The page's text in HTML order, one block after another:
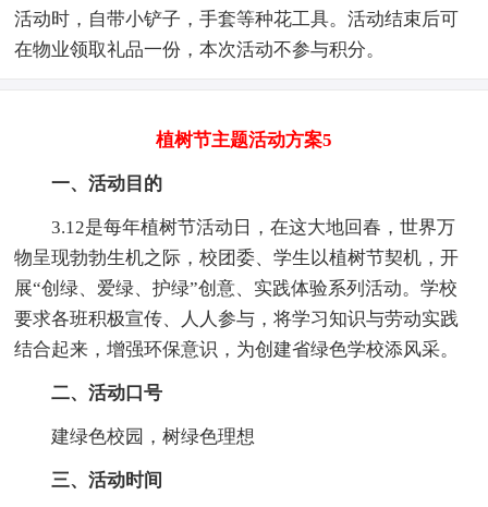
活动时，自带小铲子，手套等种花工具。活动结束后可
在物业领取礼品一份，本次活动不参与积分。
植树节主题活动方案5
一、活动目的
3.12是每年植树节活动日，在这大地回春，世界万
物呈现勃勃生机之际，校团委、学生以植树节契机，开
展“创绿、爱绿、护绿”创意、实践体验系列活动。学校
要求各班积极宣传、人人参与，将学习知识与劳动实践
结合起来，增强环保意识，为创建省绿色学校添风采。
二、活动口号
建绿色校园，树绿色理想
三、活动时间